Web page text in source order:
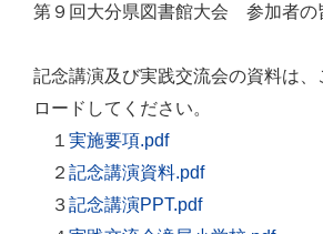
第９回大分県図書館大会 参加者の
記念講演及び実践交流会の資料は
ロードしてください。
１ 実施要項.pdf
２ 記念講演資料.pdf
３ 記念講演PPT.pdf